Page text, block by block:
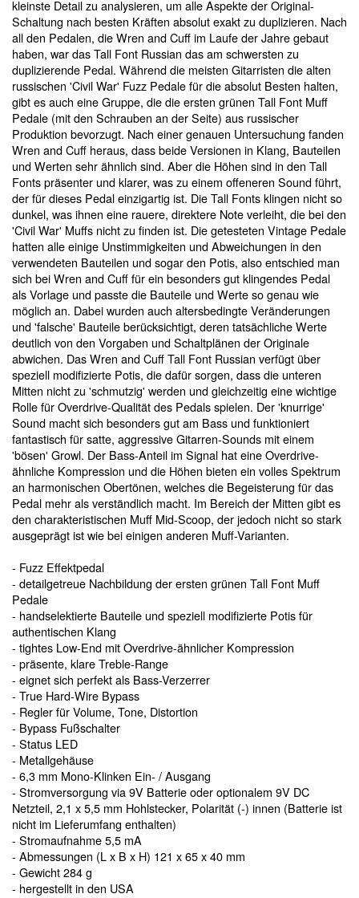
kleinste Detail zu analysieren, um alle Aspekte der Original-
Schaltung nach besten Kräften absolut exakt zu duplizieren. Nach
all den Pedalen, die Wren and Cuff im Laufe der Jahre gebaut
haben, war das Tall Font Russian das am schwersten zu
duplizierende Pedal. Während die meisten Gitarristen die alten
russischen 'Civil War' Fuzz Pedale für die absolut Besten halten,
gibt es auch eine Gruppe, die die ersten grünen Tall Font Muff
Pedale (mit den Schrauben an der Seite) aus russischer
Produktion bevorzugt. Nach einer genauen Untersuchung fanden
Wren and Cuff heraus, dass beide Versionen in Klang, Bauteilen
und Werten sehr ähnlich sind. Aber die Höhen sind in den Tall
Fonts präsenter und klarer, was zu einem offeneren Sound führt,
der für dieses Pedal einzigartig ist. Die Tall Fonts klingen nicht so
dunkel, was ihnen eine rauere, direktere Note verleiht, die bei den
'Civil War' Muffs nicht zu finden ist. Die getesteten Vintage Pedale
hatten alle einige Unstimmigkeiten und Abweichungen in den
verwendeten Bauteilen und sogar den Potis, also entschied man
sich bei Wren and Cuff für ein besonders gut klingendes Pedal
als Vorlage und passte die Bauteile und Werte so genau wie
möglich an. Dabei wurden auch altersbedingte Veränderungen
und 'falsche' Bauteile berücksichtigt, deren tatsächliche Werte
deutlich von den Vorgaben und Schaltplänen der Originale
abwichen. Das Wren and Cuff Tall Font Russian verfügt über
speziell modifizierte Potis, die dafür sorgen, dass die unteren
Mitten nicht zu 'schmutzig' werden und gleichzeitig eine wichtige
Rolle für Overdrive-Qualität des Pedals spielen. Der 'knurrige'
Sound macht sich besonders gut am Bass und funktioniert
fantastisch für satte, aggressive Gitarren-Sounds mit einem
'bösen' Growl. Der Bass-Anteil im Signal hat eine Overdrive-
ähnliche Kompression und die Höhen bieten ein volles Spektrum
an harmonischen Obertönen, welches die Begeisterung für das
Pedal mehr als verständlich macht. Im Bereich der Mitten gibt es
den charakteristischen Muff Mid-Scoop, der jedoch nicht so stark
ausgeprägt ist wie bei einigen anderen Muff-Varianten.
- Fuzz Effektpedal
- detailgetreue Nachbildung der ersten grünen Tall Font Muff
Pedale
- handselektierte Bauteile und speziell modifizierte Potis für
authentischen Klang
- tightes Low-End mit Overdrive-ähnlicher Kompression
- präsente, klare Treble-Range
- eignet sich perfekt als Bass-Verzerrer
- True Hard-Wire Bypass
- Regler für Volume, Tone, Distortion
- Bypass Fußschalter
- Status LED
- Metallgehäuse
- 6,3 mm Mono-Klinken Ein- / Ausgang
- Stromversorgung via 9V Batterie oder optionalem 9V DC
Netzteil, 2,1 x 5,5 mm Hohlstecker, Polarität (-) innen (Batterie ist
nicht im Lieferumfang enthalten)
- Stromaufnahme 5,5 mA
- Abmessungen (L x B x H) 121 x 65 x 40 mm
- Gewicht 284 g
- hergestellt in den USA